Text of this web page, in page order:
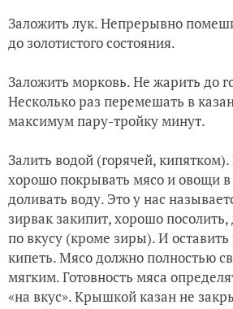
Заложить лук. Непрерывно
до золотистого состояния.
Заложить морковь. Не жарить до
Несколько раз перемешать в
максимум пару-тройку минут.
Залить водой (горячей,
хорошо покрывать мясо и овощи
доливать воду. Это у нас
зирвак закипит, хорошо
по вкусу (кроме зиры). И
кипеть. Мясо должно полностью
мягким. Готовность мяса
«на вкус». Крышкой казан не